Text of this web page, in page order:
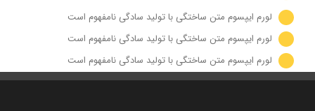
لورم ایپسوم متن ساختگی با تولید سادگی نامفهوم است
لورم ایپسوم متن ساختگی با تولید سادگی نامفهوم است
لورم ایپسوم متن ساختگی با تولید سادگی نامفهوم است